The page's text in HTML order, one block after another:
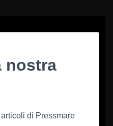
nostra
di Pressmare